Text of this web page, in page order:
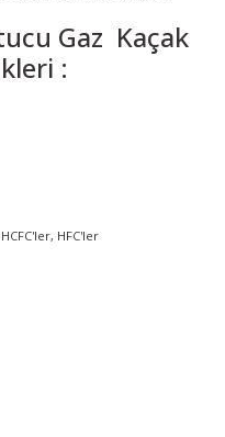
Gaz Kaçak
:
HFC'ler